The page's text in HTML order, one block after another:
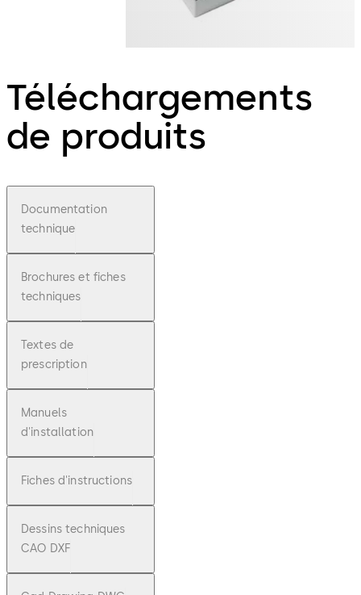
Téléchargements
de produits
Documentation
technique
Brochures et fiches
techniques
Textes de
prescription
Manuels
d'installation
Fiches d'instructions
Dessins techniques
CAO DXF